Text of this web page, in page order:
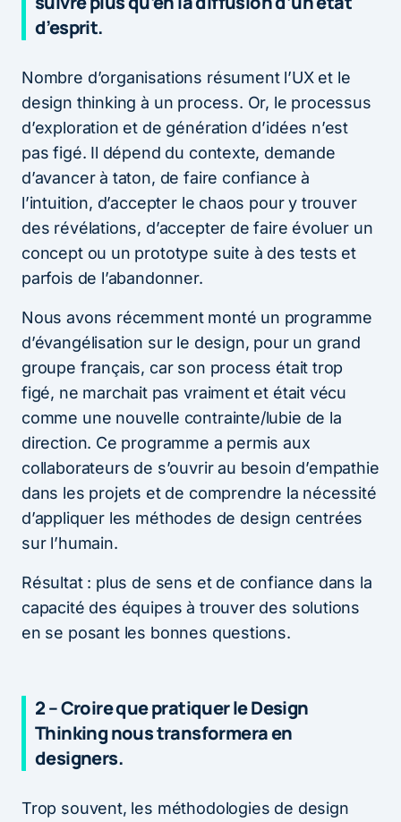
d’esprit.
Nombre d’organisations résument l’UX et le
design thinking à un process. Or, le processus
d’exploration et de génération d’idées n’est
pas figé. Il dépend du contexte, demande
d’avancer à taton, de faire confiance à
l’intuition, d’accepter le chaos pour y trouver
des révélations, d’accepter de faire évoluer un
concept ou un prototype suite à des tests et
parfois de l’abandonner.
Nous avons récemment monté un programme
d’évangélisation sur le design, pour un grand
groupe français, car son process était trop
figé, ne marchait pas vraiment et était vécu
comme une nouvelle contrainte/lubie de la
direction. Ce programme a permis aux
collaborateurs de s’ouvrir au besoin d’empathie
dans les projets et de comprendre la nécessité
d’appliquer les méthodes de design centrées
sur l’humain.
Résultat : plus de sens et de confiance dans la
capacité des équipes à trouver des solutions
en se posant les bonnes questions.
2 – Croire que pratiquer le Design
Thinking nous transformera en
designers.
Trop souvent, les méthodologies de design